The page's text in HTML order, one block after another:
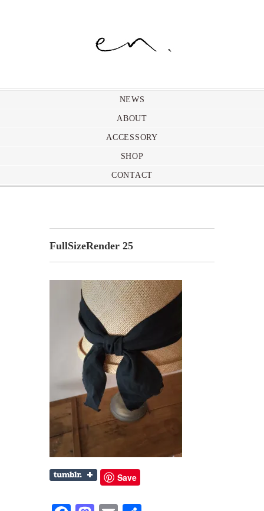
NEWS
ABOUT
ACCESSORY
SHOP
CONTACT
FullSizeRender 25
Save